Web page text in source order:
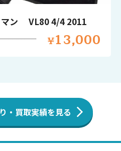
ン VL80 4/4 2011
13,000
・買取実績を見る